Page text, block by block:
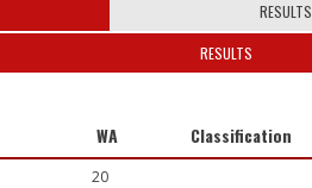
RESULTS
RESULTS
WA Classification
20